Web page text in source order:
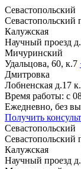
Севастопольский
Севастопольский
Калужская
Научный проезд
Мичуринский
Удальцова, 60, к.7
Дмитровка
Лобненская д.17
Время работы: с
Ежедневно, без
Получить
Севастопольский
Севастопольский
Калужская
Научный проезд